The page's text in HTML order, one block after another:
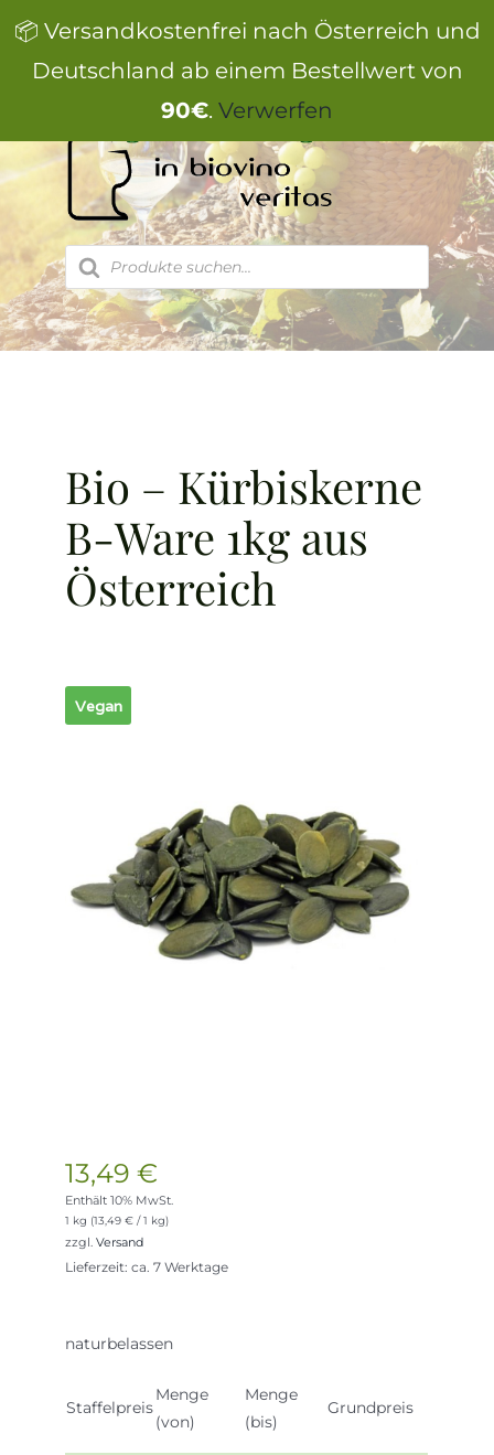
📦 Versandkostenfrei nach Österreich und
Deutschland ab einem Bestellwert von
90€. Verwerfen
Inhalt
springen
Products
search
Bio – Kürbiskerne
B-Ware 1kg aus
Österreich
Vegan
13,49€
Enthält 10% MwSt.
1 kg (13,49€ / 1 kg)
zzgl.Versand
Lieferzeit: ca. 7 Werktage
naturbelassen
Staffelpreis
Menge
(von)
Menge
(bis)
Grundpreis